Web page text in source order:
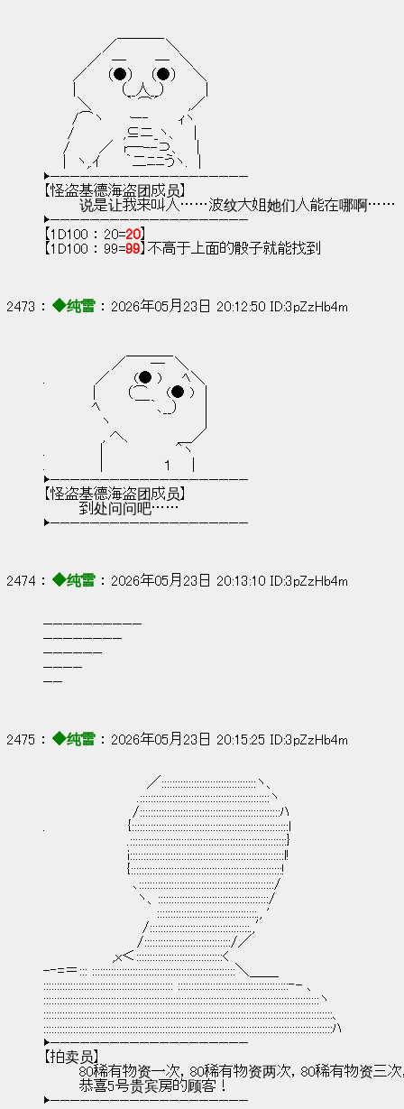
／　　 　 　＼
／　─　 　 ─　＼
／ 　 （●） 　（●）　 ＼
|　 　 　 （__人__）　 　　 |
＼　 　　｀ ⌒´ 　　 ,／
/⌒ヽ　 　ー‐ 　 　ｨヽ
/ 　　　 　,⊆ニ_ヽ、　 |
/　 　 ／　r─--⊃、 　|
|　ヽ,.ｲ　　 ｀二ﾆﾆうヽ.　|
▶————————————————————
【怪盗基德海盗团成员】
        说是让我来叫人……波纹大姐她们人能在哪啊……
▶————————————————————
【1D100 ： 20=20】
【1D100 ： 99=99】不高于上面的骰子就能找到
2473 ： ◆纯雪 ： 2026年05月23日 20:12:50 ID:3pZzHb4m
／ 　　―　＼
.　　　　　／ 　　(● )　　ﾍ＼
|　　　（⌒ 　 (● ) ｜
ﾍ　　　 ￣｀､__）　　｜
ヽ　　　　 　 　 　 ｜
, へ、　 　 　 ＿／
.　　　　　 |　 　 　 　 　 ＾ヽ
.　　　　　 |　　　　　　１ 　 |
▶————————————————————
【怪盗基德海盗团成员】
        到处问问吧……
▶————————————————————
2474 ： ◆纯雪 ： 2026年05月23日 20:13:10 ID:3pZzHb4m
——————————
————————
——————
————
——
2475 ： ◆纯雪 ： 2026年05月23日 20:15:25 ID:3pZzHb4m
／:::::::::::::::::::::::::::::::::::ヽ、
.::::::::::::::::::::::::::::::::::::::::::::::::ヽ
/::::::::::::::::::::::::::::::::::::::::::::::::::::ﾊ
.　　 　 　 　 　 {::::::::::::::::::::::::::::::::::::::::::::::::::::::::::l
.::::::::::::::::::::::::::::::::::::::::::::::::::::::::::}
i:::::::::::::::::::::::::::::::::::::::::::::::::::::::::l!
{::::::::::::::::::::::::::::::::::::::::::::::::::::::::!
､::::::::::::::::::::::::::::::::::::::::::::::::::/
ヽ、:::::::::::::::::::::::::::::::::::::::::/
:::::::::::::::::::::::::::::::::::::., '
/:::::::::::::::::::::::::::::::::::::.,′
/::::::::::::::::::::::::::::::::/／
,x＜::::::::::::::::::::::::::::::::<
-‐=＝::: :::::::::::::::::::::::::::::::::::::::::::::::::::::＼＿＿
:::::::::::::::::::::::::::::::::::::::::::::::: :::::::::::::::::::::::::::::::::::::::::‐- 、
::::::::::::::::::::::::::::::::::::::::::::::::::::::::::::::::::::::::::::::::::::::::::::::::::::::ヽ
:::::::::::::::::::::::::::::::::::::::::::::::::::::::::::::::::::::::::::::::::::::::::::::::::::::::::::、
:::::::::::::::::::::::::::::::::::::::::::::::::::::::::::::::::::::::::::::::::::::::::::::::::::::::::::ﾊ
▶————————————————————
【拍卖员】
80稀有物资一次，80稀有物资两次，80稀有物资三
        恭喜5号贵宾房的顾客！
▶————————————————————